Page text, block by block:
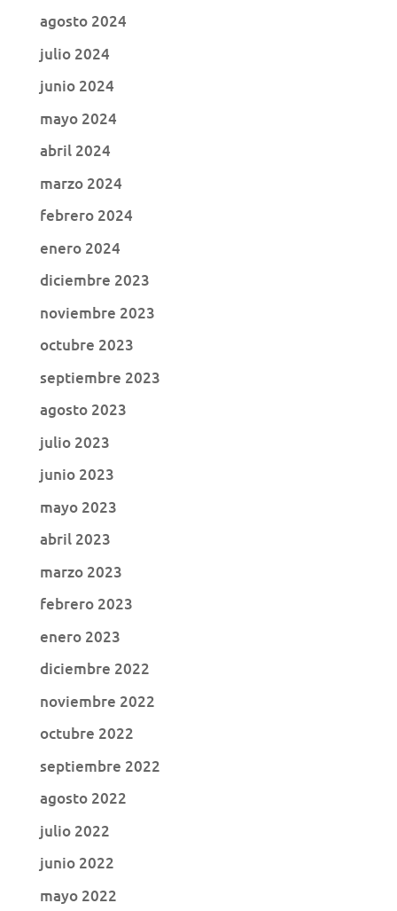
agosto 2024
julio 2024
junio 2024
mayo 2024
abril 2024
marzo 2024
febrero 2024
enero 2024
diciembre 2023
noviembre 2023
octubre 2023
septiembre 2023
agosto 2023
julio 2023
junio 2023
mayo 2023
abril 2023
marzo 2023
febrero 2023
enero 2023
diciembre 2022
noviembre 2022
octubre 2022
septiembre 2022
agosto 2022
julio 2022
junio 2022
mayo 2022